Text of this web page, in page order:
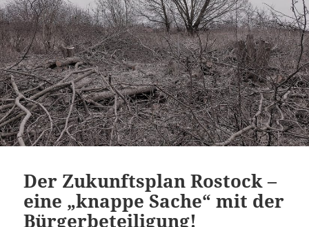
Der Zukunftsplan Rostock –
eine „knappe Sache“ mit der
Bürgerbeteiligung!